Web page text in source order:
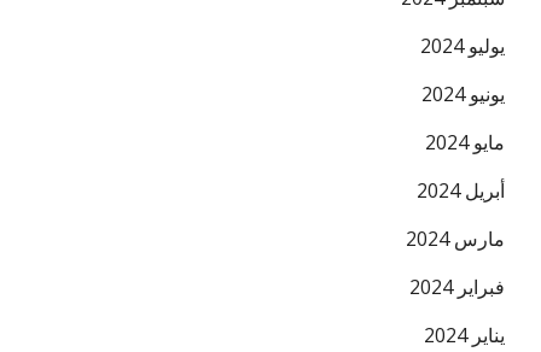
يوليو 2024
يونيو 2024
مايو 2024
أبريل 2024
مارس 2024
فبراير 2024
يناير 2024